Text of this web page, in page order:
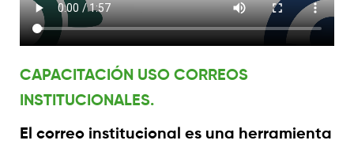
CAPACITACIÓN USO CORREOS
INSTITUCIONALES.
El correo institucional es una herramienta